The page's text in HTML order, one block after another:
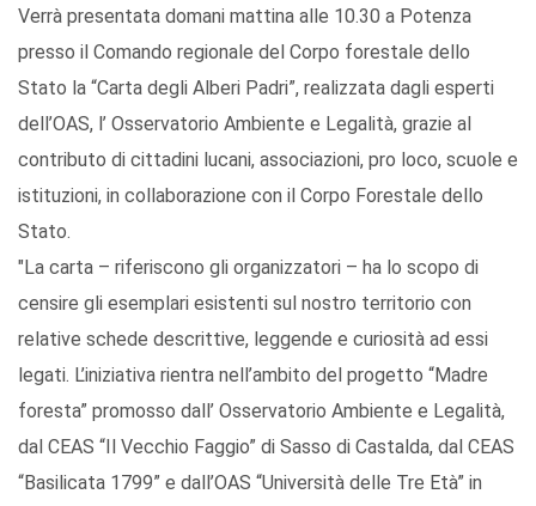
Verrà presentata domani mattina alle 10.30 a Potenza
presso il Comando regionale del Corpo forestale dello
Stato la “Carta degli Alberi Padri”, realizzata dagli esperti
dell’OAS, l’ Osservatorio Ambiente e Legalità, grazie al
contributo di cittadini lucani, associazioni, pro loco, scuole e
istituzioni, in collaborazione con il Corpo Forestale dello
Stato.
"La carta – riferiscono gli organizzatori – ha lo scopo di
censire gli esemplari esistenti sul nostro territorio con
relative schede descrittive, leggende e curiosità ad essi
legati. L’iniziativa rientra nell’ambito del progetto “Madre
foresta” promosso dall’ Osservatorio Ambiente e Legalità,
dal CEAS “Il Vecchio Faggio” di Sasso di Castalda, dal CEAS
“Basilicata 1799” e dall’OAS “Università delle Tre Età” in